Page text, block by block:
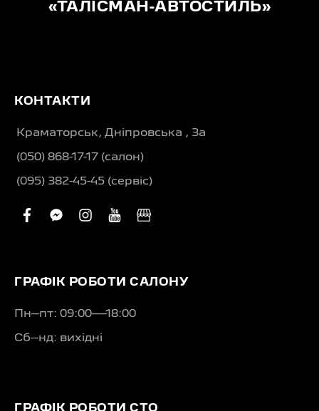
«ТАЛІСМАН-АВТОСТИЛЬ»
КОНТАКТИ
Краматорськ, Дніпровська , 3а
(050) 868-17-17 (салон)
(095) 382-45-45 (сервіс)
facebook
facebook-
instagram
youtube
business
ГРАФІК РОБОТИ САЛОНУ
Пн–пт: 09:00—18:00
Сб–нд: вихідні
ГРАФІК РОБОТИ СТО